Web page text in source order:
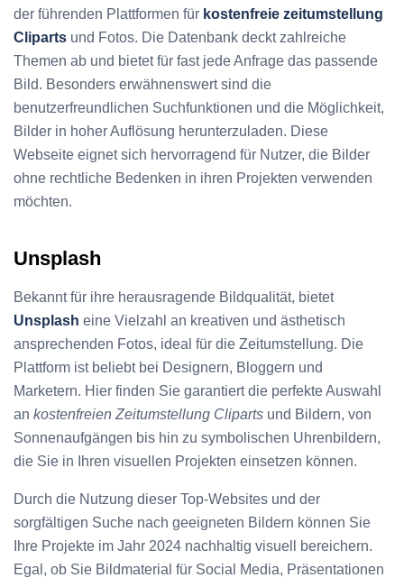
der führenden Plattformen für kostenfreie zeitumstellung
Cliparts und Fotos. Die Datenbank deckt zahlreiche
Themen ab und bietet für fast jede Anfrage das passende
Bild. Besonders erwähnenswert sind die
benutzerfreundlichen Suchfunktionen und die Möglichkeit,
Bilder in hoher Auflösung herunterzuladen. Diese
Webseite eignet sich hervorragend für Nutzer, die Bilder
ohne rechtliche Bedenken in ihren Projekten verwenden
möchten.
Unsplash
Bekannt für ihre herausragende Bildqualität, bietet
Unsplash eine Vielzahl an kreativen und ästhetisch
ansprechenden Fotos, ideal für die Zeitumstellung. Die
Plattform ist beliebt bei Designern, Bloggern und
Marketern. Hier finden Sie garantiert die perfekte Auswahl
an kostenfreien Zeitumstellung Cliparts und Bildern, von
Sonnenaufgängen bis hin zu symbolischen Uhrenbildern,
die Sie in Ihren visuellen Projekten einsetzen können.
Durch die Nutzung dieser Top-Websites und der
sorgfältigen Suche nach geeigneten Bildern können Sie
Ihre Projekte im Jahr 2024 nachhaltig visuell bereichern.
Egal, ob Sie Bildmaterial für Social Media, Präsentationen